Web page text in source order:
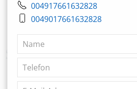
004917661632828
0049017661632828